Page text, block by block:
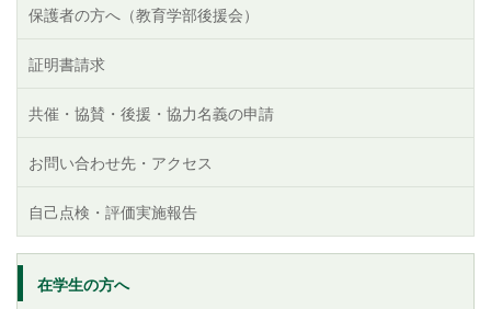
保護者の方へ（教育学部後援会）
証明書請求
共催・協賛・後援・協力名義の申請
お問い合わせ先・アクセス
自己点検・評価実施報告
在学生の方へ